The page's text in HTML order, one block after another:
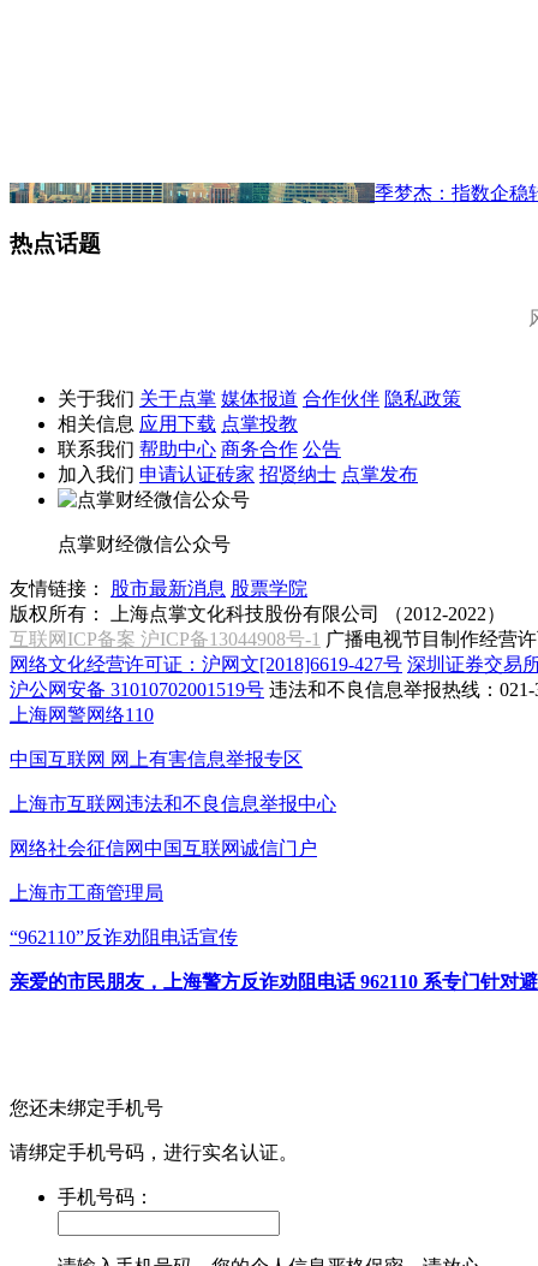
季梦杰：指数企稳
热点话题
关于我们 关于点掌 媒体报道 合作伙伴 隐私政策
相关信息 应用下载 点掌投教
联系我们 帮助中心 商务合作 公告
加入我们 申请认证砖家 招贤纳士 点掌发布
点掌财经微信公众号
友情链接： 股市最新消息 股票学院
版权所有：
上海点掌文化科技股份有限公司 （2012-2022）
互联网ICP备案 沪ICP备13044908号-1 广播电视节目制作经营
网络文化经营许可证：沪网文[2018]6619-427号 深圳证券交易
沪公网安备 31010702001519号 违法和不良信息举报热线：021-
上海网警网络110
中国互联网 网上有害信息举报专区
上海市互联网违法和不良信息举报中心
网络社会征信网中国互联网诚信门户
上海市工商管理局
“962110”反诈劝阻电话宣传
亲爱的市民朋友，上海警方反诈劝阻电话 962110 系专门针
您还未绑定手机号
请绑定手机号码，进行实名认证。
手机号码：